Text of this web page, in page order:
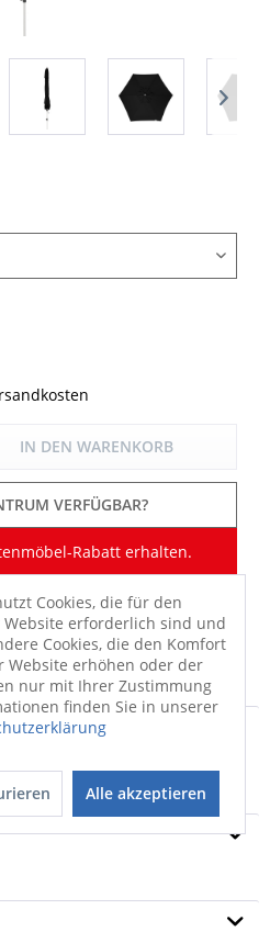
IN DEN WARENKORB
VERFÜGBAR?
Rabatt erhalten.
100% Polyester ·
Funktion ·...
Cookies, die für den
erforderlich sind und
Cookies, die den Komfort
Website erhöhen oder der
nur mit Ihrer Zustimmung
finden Sie in unserer
Alle akzeptieren